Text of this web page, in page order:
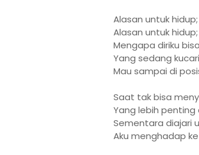
Alasan untuk
Alasan untuk
Mengapa diriku
Yang sedang
Mau sampai di
Saat tak bisa
Yang lebih
Sementara diajari
Aku menghadap